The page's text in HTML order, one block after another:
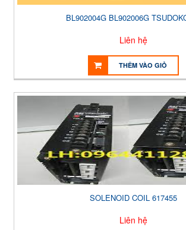
BL902004G BL902006G
Liên hệ
THÊM VÀO GIỎ
SOLENOID COIL 617455
Liên hệ